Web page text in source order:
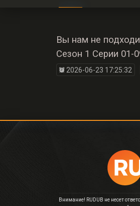
Вы нам не
Сезон 1 Серии 01-
2026-06-23 17:25:32
Внимание! RUDUB не несет